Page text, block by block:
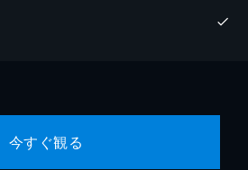
今すぐ観る